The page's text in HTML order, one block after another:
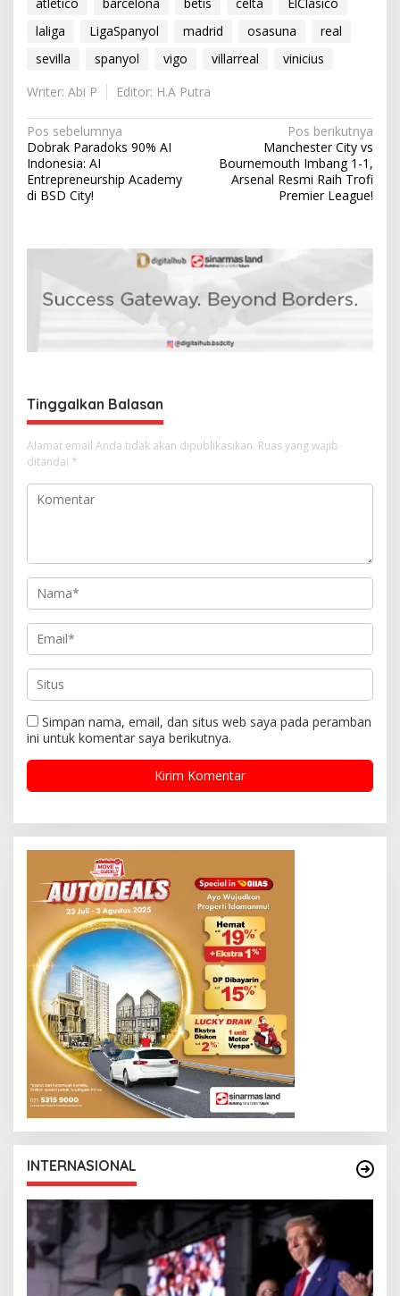
laliga
LigaSpanyol madrid osasuna
real
sevilla
spanyol vigo villarreal
vinicius
Writer: Abi P
Editor: H.A Putra
N
a
v
o
Pos sebelumnya
Dobrak Paradoks 90% AI
Indonesia: AI
Entrepreneurship Academy
di BSD City!
Pos berikutnya
Manchester City vs
Bournemouth Imbang 1-1,
Arsenal Resmi Raih Trofi
Premier League!
Tinggalkan Balasan
Alamat email Anda tidak akan dipublikasikan. Ruas yang wajib
ditandai *
Simpan nama, email, dan situs web saya pada peramban
ini untuk komentar saya berikutnya.
INTERNASIONAL